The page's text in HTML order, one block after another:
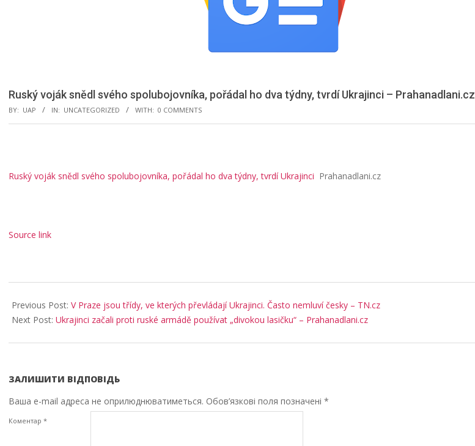
Ruský voják snědl svého spolubojovníka, pořádal ho dva týdny, tvrdí Ukrajinci – Prahanadlani.cz
BY: UAP IN: UNCATEGORIZED WITH: 0 COMMENTS
Ruský voják snědl svého spolubojovníka, pořádal ho dva týdny, tvrdí Ukrajinci Prahanadlani.cz
Source link
08-
27
Previous Post: V Praze jsou třídy, ve kterých převládají Ukrajinci. Často nemluví česky – TN.cz
Next Post: Ukrajinci začali proti ruské armádě používat „divokou lasičku“ – Prahanadlani.cz
ЗАЛИШИТИ ВІДПОВІДЬ
Ваша e-mail адреса не оприлюднюватиметься. Обов’язкові поля позначені *
Коментар *